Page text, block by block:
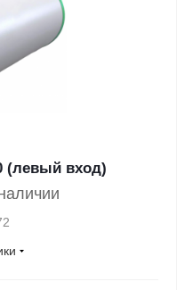
(левый вход)